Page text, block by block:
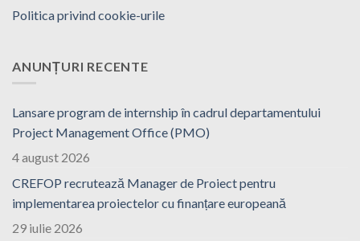
Politica privind cookie-urile
ANUNȚURI RECENTE
Lansare program de internship în cadrul departamentului
Project Management Office (PMO)
4 august 2026
CREFOP recrutează Manager de Proiect pentru
implementarea proiectelor cu finanțare europeană
29 iulie 2026